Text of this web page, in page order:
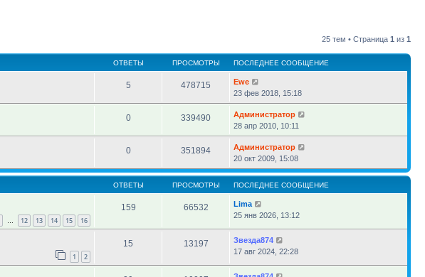
25 тем • Страница 1 из 1
ОТВЕТЫ ПРОСМОТРЫ ПОСЛЕДНЕЕ СООБЩЕНИЕ
5 478715
Ewe
23 фев 2018, 15:18
0 339490
Администратор
28 апр 2010, 10:11
0 351894
Администратор
20 окт 2009, 15:08
ОТВЕТЫ ПРОСМОТРЫ ПОСЛЕДНЕЕ СООБЩЕНИЕ
… 12 13 14 15 16
159 66532
Lima
25 янв 2026, 13:12
1 2
15 13197
Звезда874
17 авг 2024, 22:28